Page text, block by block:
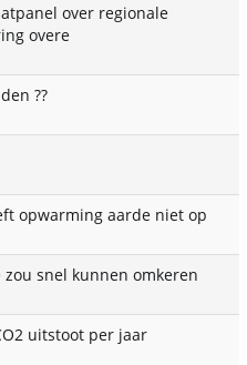
over regionale
overe
??
opwarming aarde niet op
snel kunnen omkeren
uitstoot per jaar